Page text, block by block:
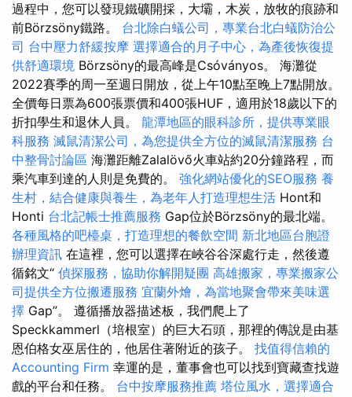
過程中，您可以發現鐵礦開採，大壩，木炭，放牧的痕跡和
前Börzsöny鐵路。 台北除白蟻公司，專業台北白蟻防治公
司 台中壓力舒緩按摩 選擇適合的月子中心，為產後恢復提
供舒適環境 Börzsöny的最高峰是Csóványos。 海灘從
2022賽季的周一至週日開放，從上午10點至晚上7點開放。
全價每日票為600張票價和400張HUF，適用於18歲以下的
折扣學生和退休人員。 龍潭地區的眼科診所，提供專業眼
科服務 滅鼠清潔公司，為您提供全方位的滅鼠清潔服務 台
中整骨討論區 海灘距離Zalalövő火車站約20分鐘路程，而
乘汽車到達的人則是免費的。 強化網站優化的SEO服務 養
生村，結合健康與養生，為老年人打造理想生活 Hont和
Honti 台北記帳士推薦服務 Gap位於Börzsöny的最北端。
各種風格的吧檯桌，打造理想的餐飲空間 新北地區台胞證
辦理資訊 在這裡，您可以選擇在峽谷谷深處行走，然後遵
循銘文“ 偵探服務，協助你解開疑團 高雄搬家，專業搬家公
司提供全方位搬遷服務 宜蘭外燴，為當地聚會帶來美味選
擇 Gap”。 遵循播放器描述板，我們爬上了
Speckkammerl（培根室）的巨大石頭，那裡的傳說是由基
恩伯格女巫居住的，他居住著附近的孩子。 找值得信賴的
Accounting Firm 幸運的是，董事會也可以找到寶藏查找遊
戲的平台和任務。 台中按摩服務推薦 塔位風水，選擇適合